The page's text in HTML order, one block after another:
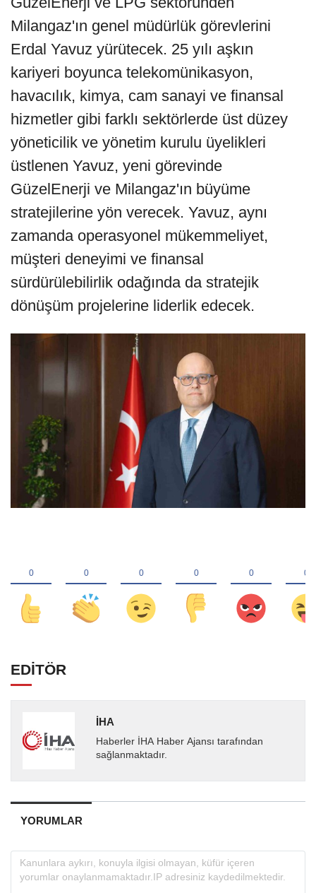
Milangaz'ın genel müdürlük görevlerini
Erdal Yavuz yürütecek. 25 yılı aşkın
kariyeri boyunca telekomünikasyon,
havacılık, kimya, cam sanayi ve finansal
hizmetler gibi farklı sektörlerde üst düzey
yöneticilik ve yönetim kurulu üyelikleri
üstlenen Yavuz, yeni görevinde
GüzelEnerji ve Milangaz'ın büyüme
stratejilerine yön verecek. Yavuz, aynı
zamanda operasyonel mükemmeliyet,
müşteri deneyimi ve finansal
sürdürülebilirlik odağında da stratejik
dönüşüm projelerine liderlik edecek.
EDİTÖR
İHA
Haberler İHA Haber Ajansı tarafından
sağlanmaktadır.
YORUMLAR